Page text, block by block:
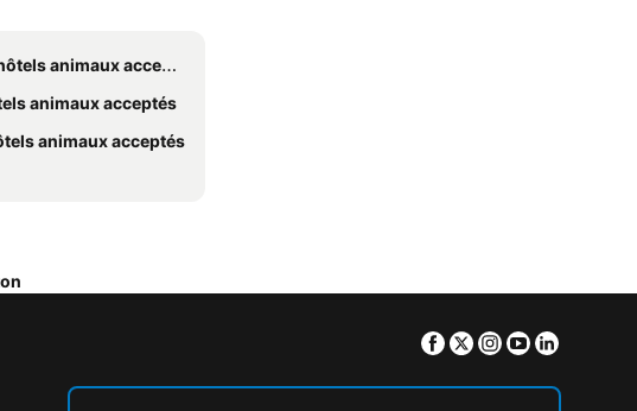
animaux acceptés
animaux acceptés
animaux acceptés
Facebook
TwitterInstagram
Youtube